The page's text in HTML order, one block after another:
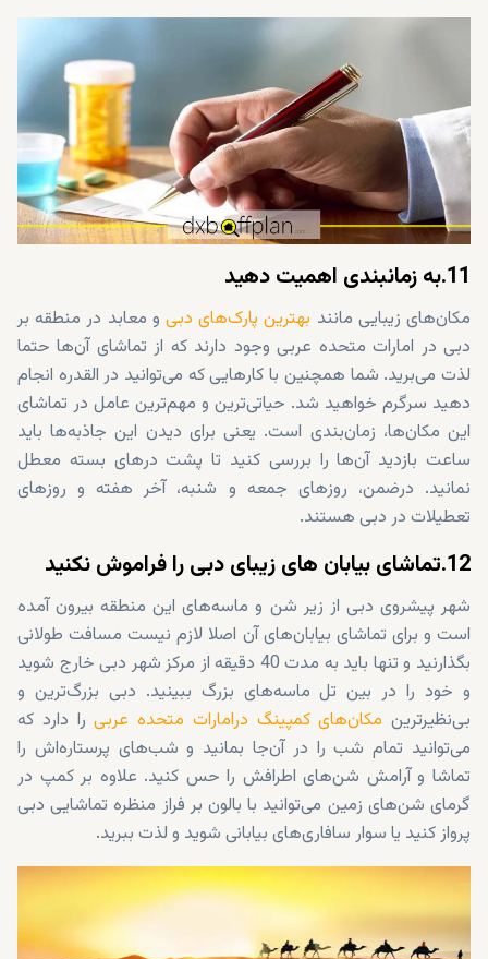
11.به زمانبندی اهمیت دهید
مکان‌های زیبایی مانند بهترین پارک‌های دبیو معابد در منطقه بر
دبی در امارات متحده عربی وجود دارند که از تماشای آن‌ها حتما
لذت می‌برید. شما همچنین با کارهایی که می‌توانید در القدره انجام
دهید سرگرم خواهید شد. حیاتی‌ترین و مهم‌ترین عامل در تماشای
این مکان‌ها، زمان‌بندی است. یعنی برای دیدن این جاذبه‌ها باید
ساعت بازدید آن‌ها را بررسی کنید تا پشت درهای بسته معطل
نمانید. درضمن، روزهای جمعه و شنبه، آخر هفته و روزهای
تعطیلات در دبی هستند.
12.تماشای بیابان های زیبای دبی را فراموش نکنید
شهر پیشروی دبی از زیر شن و ماسه‌های این منطقه بیرون آمده
است و برای تماشای بیابان‌های آن اصلا لازم نیست مسافت طولانی
بگذارنید و تنها باید به مدت 40 دقیقه از مرکز شهر دبی خارج شوید
و خود را در بین تل ماسه‌های بزرگ ببینید. دبی بزرگ‌ترین و
بی‌نظیرترین مکان‌های کمپینگ درامارات متحده عربیرا دارد که
می‌توانید تمام شب را در آن‌جا بمانید و شب‌های پرستاره‌اش را
تماشا و آرامش شن‌های اطرافش را حس کنید. علاوه بر کمپ در
گرمای شن‌های زمین می‌توانید با بالون بر فراز منظره تماشایی دبی
پرواز کنید یا سوار سافاری‌های بیابانی شوید و لذت ببرید.